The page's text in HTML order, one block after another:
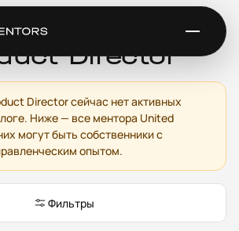
для CPO /
Director
Director сейчас нет активных
Ниже — все ментора United
могут быть собственники с
опытом.
Фильтры